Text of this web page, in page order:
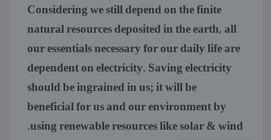
Considering we still depend on the finite
natural resources deposited in the earth, all
our essentials necessary for our daily life are
dependent on electricity. Saving electricity
should be ingrained in us; it will be
beneficial for us and our environment by
using renewable resources like solar & wind.